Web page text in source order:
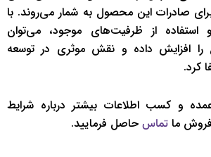
صادرات این محصول به شمار می‌روند. با
استفاده از ظرفیت‌های موجود، می‌توان
افزایش داده و نقش موثری در توسعه
کرد.
و کسب اطلاعات بیشتر درباره شرایط
فروش ما تماس حاصل فرمایید.